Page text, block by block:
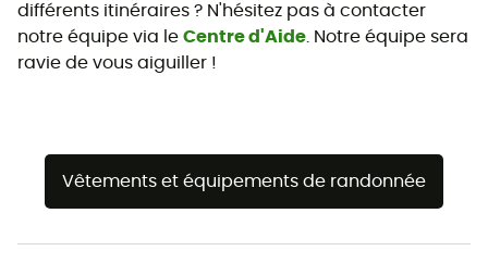
différents itinéraires ? N'hésitez pas à contacter
notre équipe via le Centre d'Aide . Notre équipe sera
ravie de vous aiguiller !
Vêtements et équipements de randonnée